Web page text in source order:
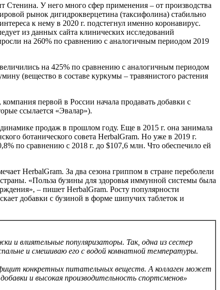
У него много сфер применения – от производства
рынок дигидрокверцетина (таксифолина) стабильно
к нему в 2020 г. подстегнул именно коронавирус.
из данных сайта клинических исследований
на 260% по сравнению с аналогичным периодом 2019
на 425% по сравнению с аналогичным периодом
(вещество в составе куркумы – травянистого растения
первой в России начала продавать добавки с
ссылается «Эвалар»).
продаж в прошлом году. Еще в 2015 г. она занимала
ботанического совета HerbalGram. Но уже в 2019 г.
по сравнению с 2018 г. до $107,6 млн. Что обеспечило ей
HerbalGram. За два сезона гриппом в стране переболели
«Польза бузины для здоровья иммунной системы была
– пишет HerbalGram. Росту популярности
добавки с бузиной в форме шипучих таблеток и
и влиятельные популяризаторы. Так, одна из сестер
и смешиваю его с водой комнатной температуры.
конкретных питательных веществ. А коллаген может
и высокая производительность спортсменов»